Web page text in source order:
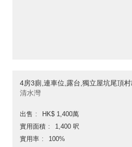
4房3廁,連車位,露台,獨立屋坑尾頂
清水灣
出售
HK$ 1,400萬
實用面積
1,400 呎
實用率
100%